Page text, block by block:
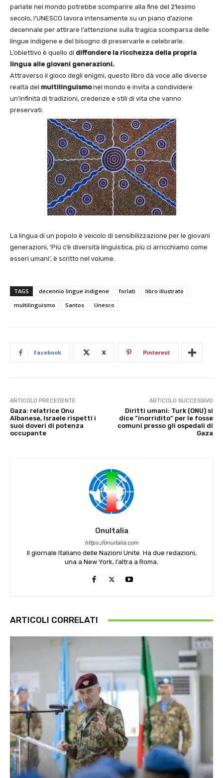
parlate nel mondo potrebbe scomparire alla fine del 21esimo
secolo, l’UNESCO lavora intensamente su un piano d’azione
decennale per attirare l’attenzione sulla tragica scomparsa delle
lingue indigene e del bisogno di preservarle e celebrarle.
L’obiettivo è quello di diffondere la ricchezza della propria
lingua alle giovani generazioni.
Attraverso il gioco degli enigmi, questo libro dà voce alle diverse
realtà del multilinguismonel mondo e invita a condividere
un’infinità di tradizioni, credenze e stili di vita che vanno
preservati.
La lingua di un popolo è veicolo di sensibilizzazione per le giovani
generazioni, ‘Più c’è diversità linguistica, più ci arricchiamo come
esseri umani’, è scritto nel volume.
TAGS decennio lingue indigene forlati
libro illustrato
multilinguismo
Santos Unesco
Facebook X Pinterest
ARTICOLO PRECEDENTE
Gaza: relatrice Onu
Albanese, Israele rispetti i
suoi doveri di potenza
occupante
ARTICOLO SUCCESSIVO
Diritti umani: Turk (ONU) si
dice ”inorridito” per le fosse
comuni presso gli ospedali di
Gaza
OnuItalia
https://onuitalia.com
Il giornale Italiano delle Nazioni Unite. Ha due redazioni,
una a New York, l’altra a Roma.
ARTICOLI CORRELATI